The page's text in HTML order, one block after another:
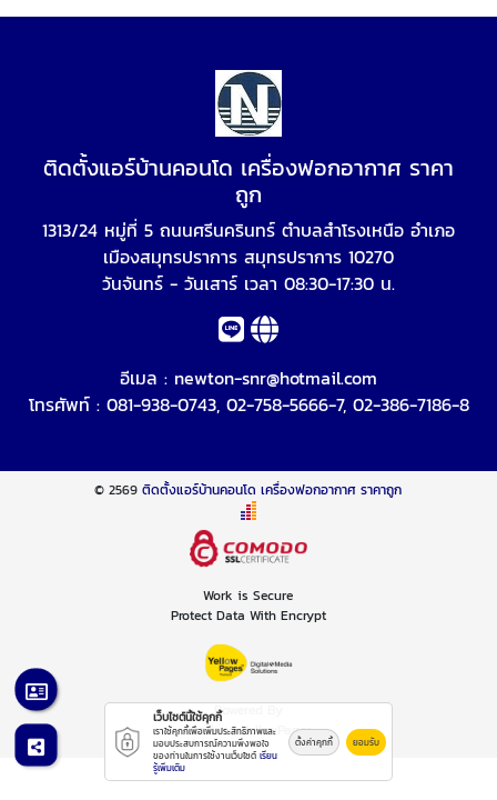
ติดตั้งแอร์บ้านคอนโด เครื่องฟอกอากาศ ราคา
ถูก
1313/24 หมู่ที่ 5 ถนนศรีนครินทร์ ตำบลสำโรงเหนือ อำเภอ
เมืองสมุทรปราการ สมุทรปราการ 10270
วันจันทร์ - วันเสาร์ เวลา 08:30-17:30 น.
อีเมล : newton-snr@hotmail.com
โทรศัพท์ : 081-938-0743, 02-758-5666-7, 02-386-7186-8
© 2569ติดตั้งแอร์บ้านคอนโด เครื่องฟอกอากาศ ราคาถูก
Work is Secure
Protect Data With Encrypt
Powered By
Thailand YellowPages
เว็บไซต์นี้ใช้คุกกี้
เราใช้คุกกี้เพื่อเพิ่มประสิทธิภาพและ
มอบประสบการณ์ความพึงพอใจ
ของท่านในการใช้งานเว็บไซต์ เรียน
รู้เพิ่มเติม
ตั้งค่าคุกกี้ ยอมรับ